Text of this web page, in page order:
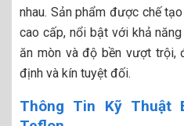
nhau. Sản phẩm được chế
cao cấp, nổi bật với khả
ăn mòn và độ bền vượt trội,
định và kín tuyệt đối.
Thông Tin Kỹ Thuật